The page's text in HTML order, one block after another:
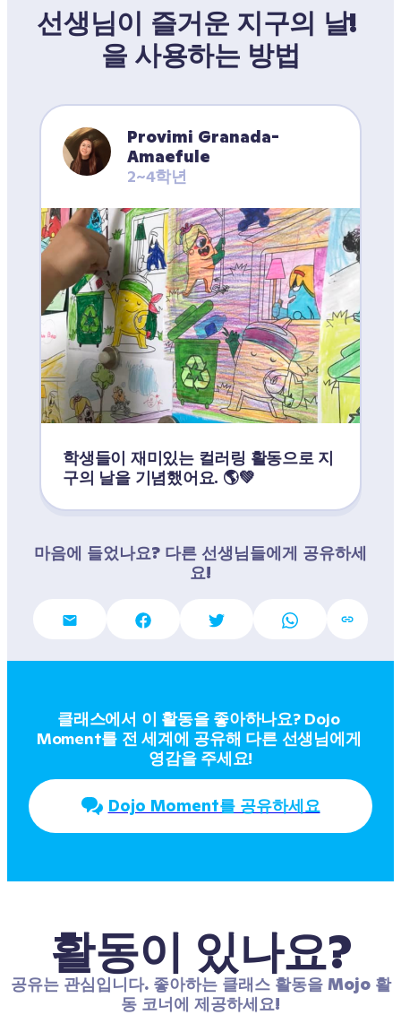
선생님이 즐거운 지구의 날!
을 사용하는 방법
Provimi Granada-
Amaefule
2~4학년
학생들이 재미있는 컬러링 활동으로 지
구의 날을 기념했어요. 🌎💚
마음에 들었나요? 다른 선생님들에게 공유하세
요!
클래스에서 이 활동을 좋아하나요? Dojo
Moment를 전 세계에 공유해 다른 선생님에게
영감을 주세요!
Dojo Moment를 공유하세요
활동이 있나요?
공유는 관심입니다. 좋아하는 클래스 활동을 Mojo 활
동 코너에 제공하세요!